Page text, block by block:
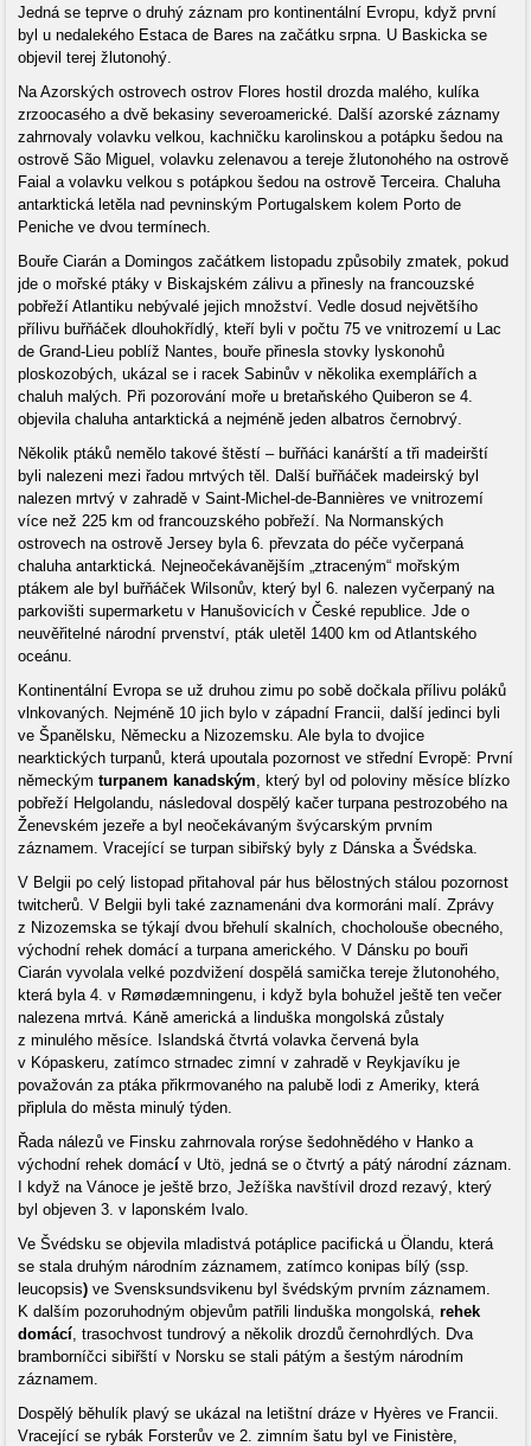
Jedná se teprve o druhý záznam pro kontinentální Evropu, když první
byl u nedalekého Estaca de Bares na začátku srpna. U Baskicka se
objevil terej žlutonohý.
Na Azorských ostrovech ostrov Flores hostil drozda malého, kulíka
zrzoocasého a dvě bekasiny severoamerické. Další azorské záznamy
zahrnovaly volavku velkou, kachničku karolinskou a potápku šedou na
ostrově São Miguel, volavku zelenavou a tereje žlutonohého na ostrově
Faial a volavku velkou s potápkou šedou na ostrově Terceira. Chaluha
antarktická letěla nad pevninským Portugalskem kolem Porto de
Peniche ve dvou termínech.
Bouře Ciarán a Domingos začátkem listopadu způsobily zmatek, pokud
jde o mořské ptáky v Biskajském zálivu a přinesly na francouzské
pobřeží Atlantiku nebývalé jejich množství. Vedle dosud největšího
přílivu buřňáček dlouhokřídlý, kteří byli v počtu 75 ve vnitrozemí u Lac
de Grand-Lieu poblíž Nantes, bouře přinesla stovky lyskonohů
ploskozobých, ukázal se i racek Sabinův v několika exemplářích a
chaluh malých. Při pozorování moře u bretaňského Quiberon se 4.
objevila chaluha antarktická a nejméně jeden albatros černobrvý.
Několik ptáků nemělo takové štěstí – buřňáci kanárští a tři madeirští
byli nalezeni mezi řadou mrtvých těl. Další buřňáček madeirský byl
nalezen mrtvý v zahradě v Saint-Michel-de-Bannières ve vnitrozemí
více než 225 km od francouzského pobřeží. Na Normanských
ostrovech na ostrově Jersey byla 6. převzata do péče vyčerpaná
chaluha antarktická. Nejneočekávanějším „ztraceným“ mořským
ptákem ale byl buřňáček Wilsonův, který byl 6. nalezen vyčerpaný na
parkovišti supermarketu v Hanušovicích v České republice. Jde o
neuvěřitelné národní prvenství, pták uletěl 1400 km od Atlantského
oceánu.
Kontinentální Evropa se už druhou zimu po sobě dočkala přílivu poláků
vlnkovaných. Nejméně 10 jich bylo v západní Francii, další jedinci byli
ve Španělsku, Německu a Nizozemsku. Ale byla to dvojice
nearktických turpanů, která upoutala pozornost ve střední Evropě: První
německým turpanem kanadským, který byl od poloviny měsíce blízko
pobřeží Helgolandu, následoval dospělý kačer turpana pestrozobého na
Ženevském jezeře a byl neočekávaným švýcarským prvním
záznamem. Vracející se turpan sibiřský byly z Dánska a Švédska.
V Belgii po celý listopad přitahoval pár hus bělostných stálou pozornost
twitcherů. V Belgii byli také zaznamenáni dva kormoráni malí. Zprávy
z Nizozemska se týkají dvou břehulí skalních, chocholouše obecného,
východní rehek domácí a turpana amerického. V Dánsku po bouři
Ciarán vyvolala velké pozdvižení dospělá samička tereje žlutonohého,
která byla 4. v Rømødæmningenu, i když byla bohužel ještě ten večer
nalezena mrtvá. Káně americká a linduška mongolská zůstaly
z minulého měsíce. Islandská čtvrtá volavka červená byla
v Kópaskeru, zatímco strnadec zimní v zahradě v Reykjavíku je
považován za ptáka přikrmovaného na palubě lodi z Ameriky, která
připlula do města minulý týden.
Řada nálezů ve Finsku zahrnovala rorýse šedohnědého v Hanko a
východní rehek domácí v Utö, jedná se o čtvrtý a pátý národní záznam.
I když na Vánoce je ještě brzo, Ježíška navštívil drozd rezavý, který
byl objeven 3. v laponském Ivalo.
Ve Švédsku se objevila mladistvá potáplice pacifická u Ölandu, která
se stala druhým národním záznamem, zatímco konipas bílý (ssp.
leucopsis) ve Svensksundsvikenu byl švédským prvním záznamem.
K dalším pozoruhodným objevům patřili linduška mongolská, rehek
domácí, trasochvost tundrový a několik drozdů černohrdlých. Dva
bramborníčci sibiřští v Norsku se stali pátým a šestým národním
záznamem.
Dospělý běhulík plavý se ukázal na letištní dráze v Hyères ve Francii.
Vracející se rybák Forsterův ve 2. zimním šatu byl ve Finistère,